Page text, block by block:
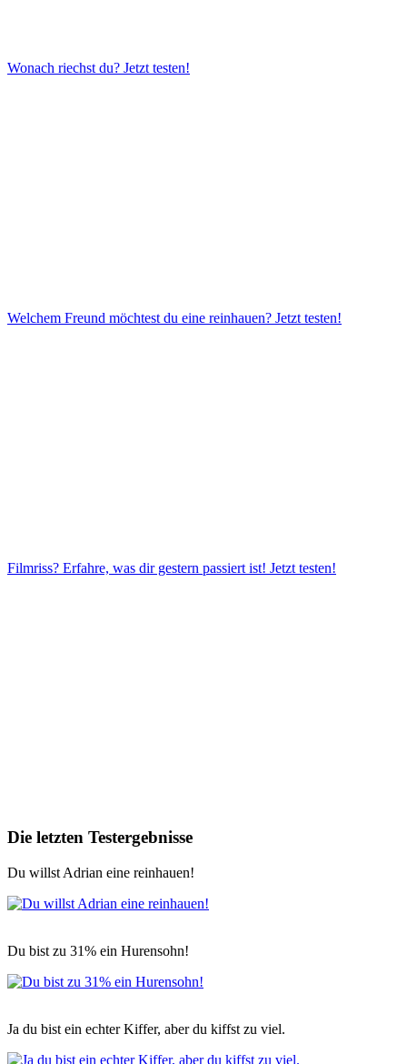
Wonach riechst du? Jetzt testen!
Welchem Freund möchtest du eine reinhauen? Jetzt testen!
Filmriss? Erfahre, was dir gestern passiert ist! Jetzt testen!
Die letzten Testergebnisse
Du willst Adrian eine reinhauen!
Du bist zu 31% ein Hurensohn!
Ja du bist ein echter Kiffer, aber du kiffst zu viel.